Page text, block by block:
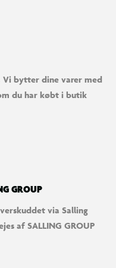
Vi bytter dine varer med
du har købt i butik
GROUP
via Salling
af SALLING GROUP